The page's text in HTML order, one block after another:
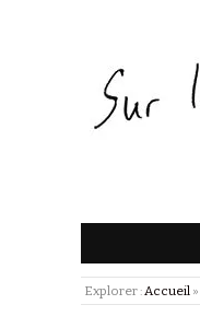
Explorer :Accueil »